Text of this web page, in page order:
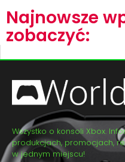
Najnowsze
zobaczyć:
Wszystko o konsoli Xbox.
produkcjach, promocjach,
w jednym miejscu!